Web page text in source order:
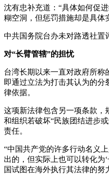
沈有忠补充道：“具体如何促
糊空洞，但惩罚措施却是具体
中共国务院台办未对路透社置
对“长臂管辖”的担忧
台湾长期以来一直对政府所称
即通过立法为打击其认为的
律依据。
这项新法律包含另一项条款，
和组织若破坏“民族团结进步
责任。
“中国共产党的许多行动名义
出的，但实际上也可以转化为
国试图在海外执行其法律的努